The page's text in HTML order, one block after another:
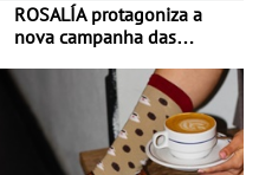
ROSALÍA protagoniza a
nova campanha das
Balance